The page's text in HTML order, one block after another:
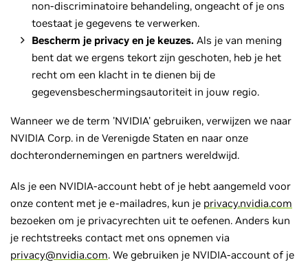
non-discriminatoire behandeling, ongeacht of je ons
toestaat je gegevens te verwerken.
Bescherm je privacy en je keuzes. Als je van mening
bent dat we ergens tekort zijn geschoten, heb je het
recht om een klacht in te dienen bij de
gegevensbeschermingsautoriteit in jouw regio.
Wanneer we de term 'NVIDIA' gebruiken, verwijzen we naar
NVIDIA Corp. in de Verenigde Staten en naar onze
dochterondernemingen en partners wereldwijd.
Als je een NVIDIA-account hebt of je hebt aangemeld voor
onze content met je e-mailadres, kun je privacy.nvidia.com
bezoeken om je privacyrechten uit te oefenen. Anders kun
je rechtstreeks contact met ons opnemen via
privacy@nvidia.com. We gebruiken je NVIDIA-account of je